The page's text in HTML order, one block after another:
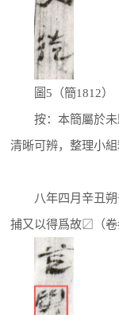
圖5（簡1812）
按：本簡屬於未
清晰可辨，整理小組
八年四月辛丑朔
捕又以得爲故〼（卷